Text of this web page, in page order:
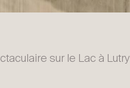
sur le Lac à Lutry